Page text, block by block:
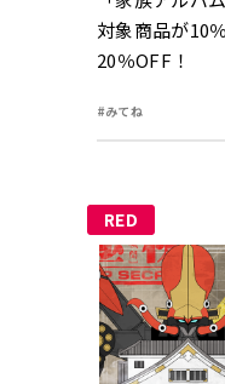
対象商品が10
20％OFF！
#みてね
RED